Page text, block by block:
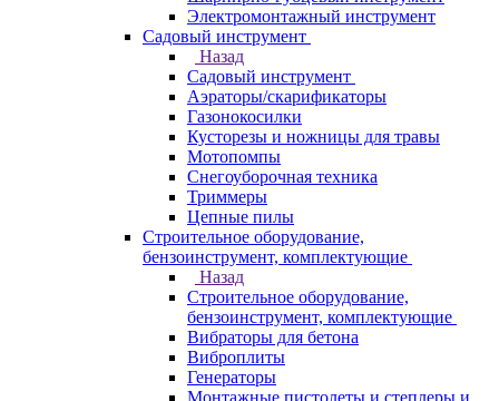
Электромонтажный инструмент
Садовый инструмент
Назад
Садовый инструмент
Аэраторы/скарификаторы
Газонокосилки
Кусторезы и ножницы для травы
Мотопомпы
Снегоуборочная техника
Триммеры
Цепные пилы
Строительное оборудование,
бензоинструмент, комплектующие
Назад
Строительное оборудование,
бензоинструмент, комплектующие
Вибраторы для бетона
Виброплиты
Генераторы
Монтажные пистолеты и степлеры и